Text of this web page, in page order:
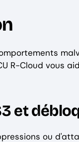
R-Cloud vous
et
ou